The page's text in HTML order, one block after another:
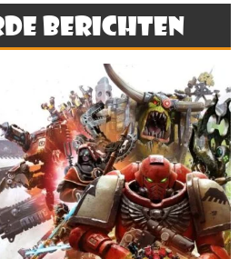
berichten